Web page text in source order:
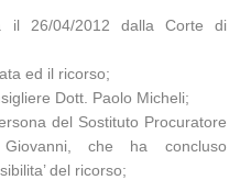
il 26/04/2012 dalla Corte di
ed il ricorso;
Dott. Paolo Micheli;
del Sostituto Procuratore
Giovanni, che ha concluso
del ricorso;